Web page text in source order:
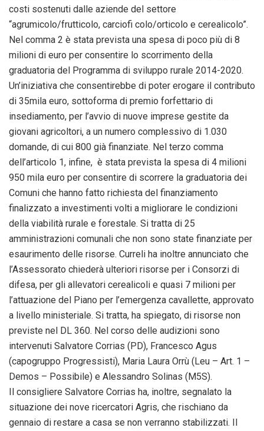
costi sostenuti dalle aziende del settore
“agrumicolo/frutticolo, carciofi colo/orticolo e cerealicolo”.
Nel comma 2 è stata prevista una spesa di poco più di 8
milioni di euro per consentire lo scorrimento della
graduatoria del Programma di sviluppo rurale 2014-2020.
Un’iniziativa che consentirebbe di poter erogare il contributo
di 35mila euro, sottoforma di premio forfettario di
insediamento, per l’avvio di nuove imprese gestite da
giovani agricoltori, a un numero complessivo di 1.030
domande, di cui 800 già finanziate. Nel terzo comma
dell’articolo 1, infine, è stata prevista la spesa di 4 milioni
950 mila euro per consentire di scorrere la graduatoria dei
Comuni che hanno fatto richiesta del finanziamento
finalizzato a investimenti volti a migliorare le condizioni
della viabilità rurale e forestale. Si tratta di 25
amministrazioni comunali che non sono state finanziate per
esaurimento delle risorse. Curreli ha inoltre annunciato che
l’Assessorato chiederà ulteriori risorse per i Consorzi di
difesa, per gli allevatori cerealicoli e quasi 7 milioni per
l’attuazione del Piano per l’emergenza cavallette, approvato
a livello ministeriale. Si tratta, ha spiegato, di risorse non
previste nel DL 360. Nel corso delle audizioni sono
intervenuti Salvatore Corrias (PD), Francesco Agus
(capogruppo Progressisti), Maria Laura Orrù (Leu – Art. 1 –
Demos – Possibile) e Alessandro Solinas (M5S).
Il consigliere Salvatore Corrias ha, inoltre, segnalato la
situazione dei nove ricercatori Agris, che rischiano da
gennaio di restare a casa se non verranno stabilizzati. Il